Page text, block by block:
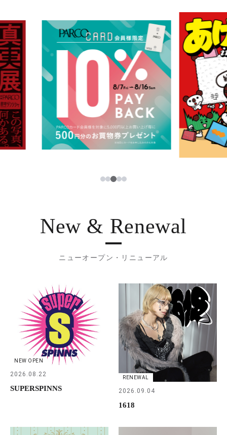
ニュース
レストラン・カフェ
TAX FREE
PARCOメンバーズ
한국어
ภาษาไทย
日本語
1234
New & Renewal
ニューオープン・リニューアル
NEW OPEN
2026.08.22
SUPERSPINNS
RENEWAL
2026.09.04
1618